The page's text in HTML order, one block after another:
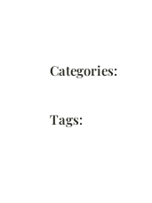
Categories:
Tags: